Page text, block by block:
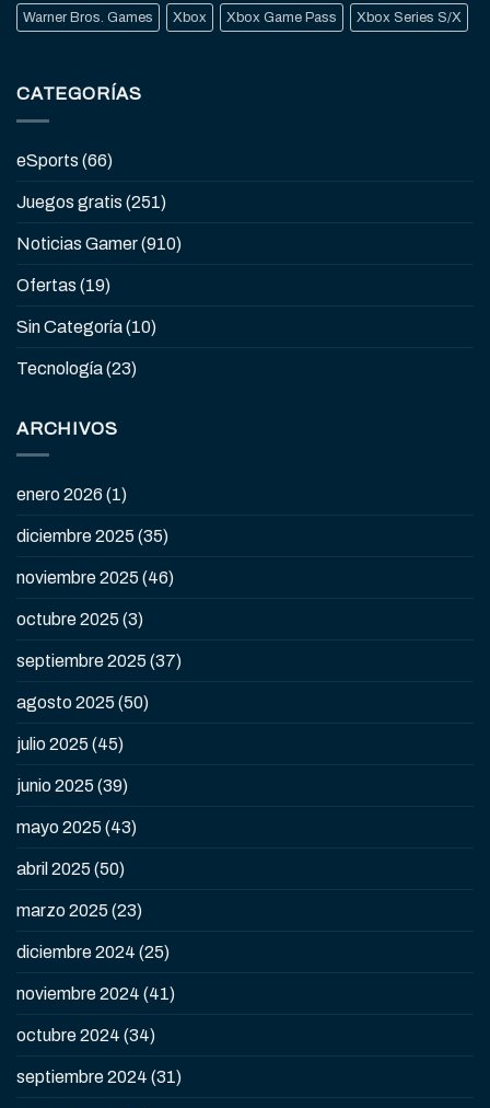
Warner Bros. Games Xbox Xbox Game Pass Xbox Series S/X
CATEGORÍAS
eSports (66)
Juegos gratis (251)
Noticias Gamer(910)
Ofertas (19)
Sin Categoría(10)
Tecnología(23)
ARCHIVOS
enero 2026 (1)
diciembre 2025 (35)
noviembre 2025 (46)
octubre 2025 (3)
septiembre 2025 (37)
agosto 2025 (50)
julio 2025 (45)
junio 2025 (39)
mayo 2025 (43)
abril 2025 (50)
marzo 2025 (23)
diciembre 2024 (25)
noviembre 2024 (41)
octubre 2024 (34)
septiembre 2024 (31)